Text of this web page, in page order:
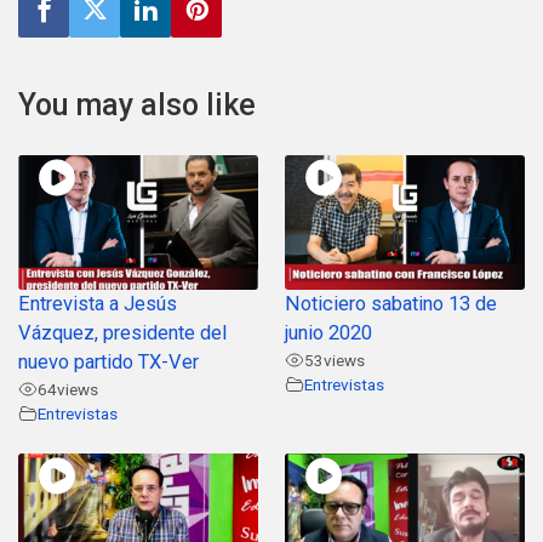
You may also like
Entrevista a Jesús
Vázquez, presidente del
nuevo partido TX-Ver
64views
Entrevistas
Noticiero sabatino 13 de
junio 2020
53views
Entrevistas